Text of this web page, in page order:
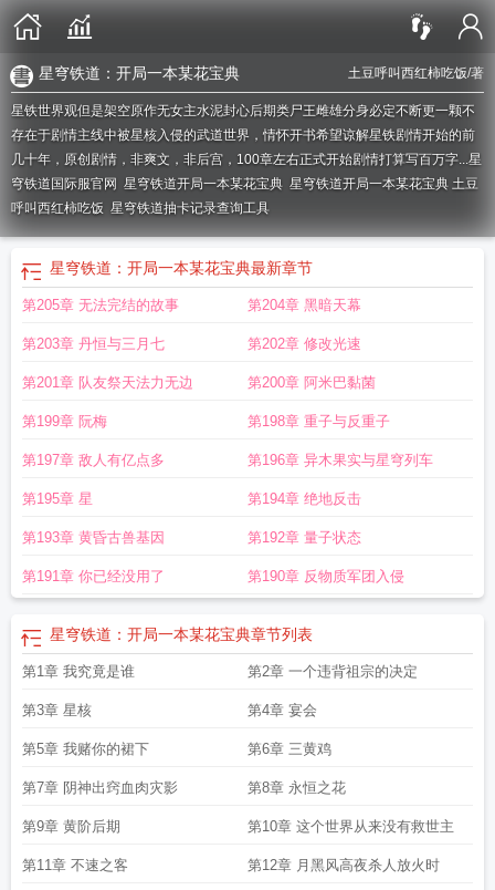
土豆呼叫西红柿吃饭/著
星穹铁道：开局一本某花宝典
星铁世界观但是架空原作无女主水泥封心后期类尸王雌雄分身必定不断更一颗不
存在于剧情主线中被星核入侵的武道世界，情怀开书希望谅解星铁剧情开始的前
几十年，原创剧情，非爽文，非后宫，100章左右正式开始剧情打算写百万字...星
穹铁道国际服官网 星穹铁道开局一本某花宝典 星穹铁道开局一本某花宝典 土豆
呼叫西红柿吃饭 星穹铁道抽卡记录查询工具
星穹铁道：开局一本某花宝典最新章节
第205章 无法完结的故事 第204章 黑暗天幕
第203章 丹恒与三月七 第202章 修改光速
第201章 队友祭天法力无边 第200章 阿米巴黏菌
第199章 阮梅 第198章 重子与反重子
第197章 敌人有亿点多 第196章 异木果实与星穹列车
第195章 星 第194章 绝地反击
第193章 黄昏古兽基因 第192章 量子状态
第191章 你已经没用了 第190章 反物质军团入侵
星穹铁道：开局一本某花宝典章节列表
第1章 我究竟是谁 第2章 一个违背祖宗的决定
第3章 星核 第4章 宴会
第5章 我赌你的裙下 第6章 三黄鸡
第7章 阴神出窍血肉灾影 第8章 永恒之花
第9章 黄阶后期 第10章 这个世界从来没有救世主
第11章 不速之客 第12章 月黑风高夜杀人放火时